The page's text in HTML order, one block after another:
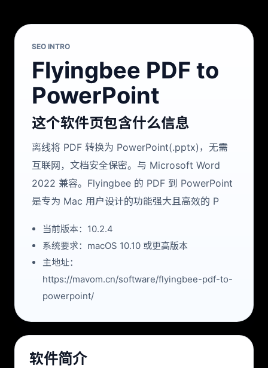
SEO INTRO
Flyingbee PDF to
PowerPoint
这个软件页包含什么信息
离线将 PDF 转换为 PowerPoint(.pptx)，无需
互联网，文档安全保密。与 Microsoft Word
2022 兼容。Flyingbee 的 PDF 到 PowerPoint
是专为 Mac 用户设计的功能强大且高效的 P
当前版本：10.2.4
系统要求：macOS 10.10 或更高版本
主地址：
https://mavom.cn/software/flyingbee-pdf-to-
powerpoint/
软件简介